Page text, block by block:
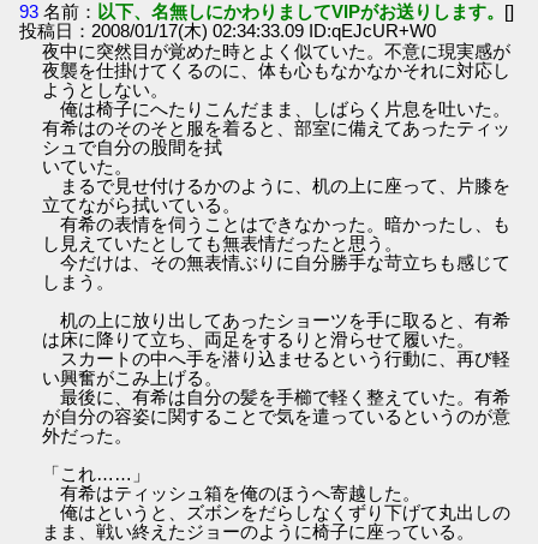
93 名前： 以下、名無しにかわりましてVIPがお送りします。 []
投稿日：2008/01/17(木) 02:34:33.09 ID:qEJcUR+W0
夜中に突然目が覚めた時とよく似ていた。不意に現実感が
夜襲を仕掛けてくるのに、体も心もなかなかそれに対応し
ようとしない。
俺は椅子にへたりこんだまま、しばらく片息を吐いた。
有希はのそのそと服を着ると、部室に備えてあったティッ
シュで自分の股間を拭
いていた。
まるで見せ付けるかのように、机の上に座って、片膝を
立てながら拭いている。
有希の表情を伺うことはできなかった。暗かったし、も
し見えていたとしても無表情だったと思う。
今だけは、その無表情ぶりに自分勝手な苛立ちも感じて
しまう。
机の上に放り出してあったショーツを手に取ると、有希
は床に降りて立ち、両足をするりと滑らせて履いた。
スカートの中へ手を潜り込ませるという行動に、再び軽
い興奮がこみ上げる。
最後に、有希は自分の髪を手櫛で軽く整えていた。有希
が自分の容姿に関することで気を遣っているというのが意
外だった。
「これ……」
有希はティッシュ箱を俺のほうへ寄越した。
俺はというと、ズボンをだらしなくずり下げて丸出しの
まま、戦い終えたジョーのように椅子に座っている。